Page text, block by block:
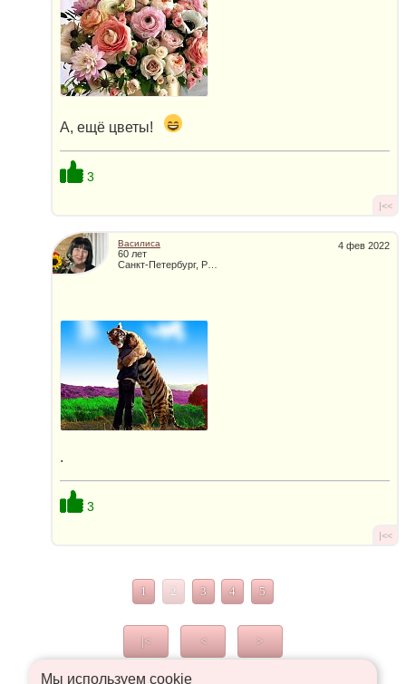
А, ещё цветы!
3
|<<
4 фев 2022
Василиса
60 лет
.
3
|<<
1 2 3 4 5
|< < >
Мы используем сookie